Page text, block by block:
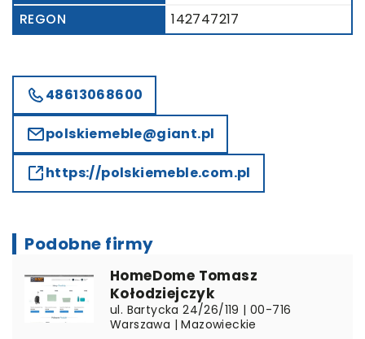
REGON
142747217
48613068600
polskiemeble@giant.pl
https://polskiemeble.com.pl
Podobne firmy
HomeDome Tomasz
Kołodziejczyk
ul. Bartycka 24/26/119 | 00-716
Warszawa | Mazowieckie